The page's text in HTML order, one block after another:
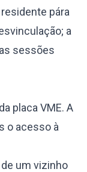
pára
a
sessões
placa VME. A
o acesso à
um vizinho